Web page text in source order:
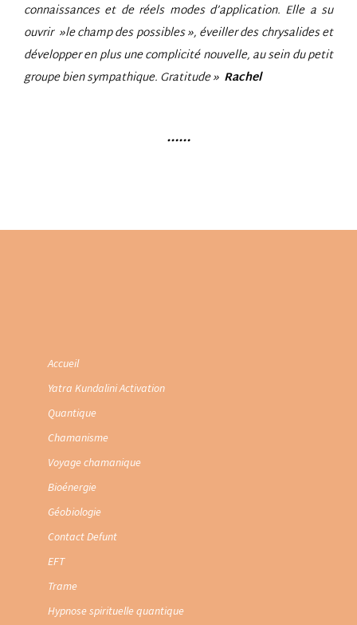
connaissances et de réels modes d’application. Elle a su
ouvrir »le champ des possibles », éveiller des chrysalides et
développer en plus une complicité nouvelle, au sein du petit
groupe bien sympathique. Gratitude » Rachel
……
Accueil
Yatra Kundalini Activation
Quantique
Chamanisme
Voyage chamanique
Bioénergie
Géobiologie
Contact Defunt
EFT
Trame
Hypnose spirituelle quantique